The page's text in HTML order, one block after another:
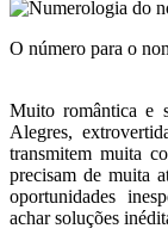
O número para o
Muito romântica e
Alegres,
transmitem muita
precisam de muita
oportunidades
achar soluções